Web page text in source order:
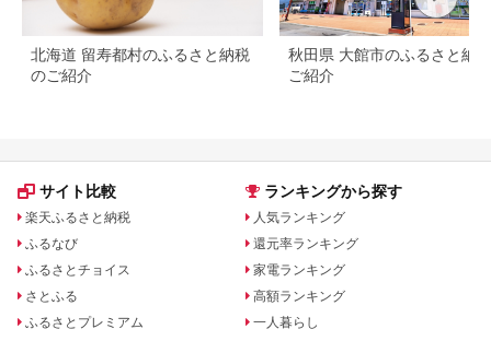
北海道 留寿都村のふるさと納税
のご紹介
秋田県 大館市のふるさと納
ご紹介
サイト比較
楽天ふるさと納税
ふるなび
ふるさとチョイス
さとふる
ふるさとプレミアム
ランキングから探す
人気ランキング
還元率ランキング
家電ランキング
高額ランキング
一人暮らし